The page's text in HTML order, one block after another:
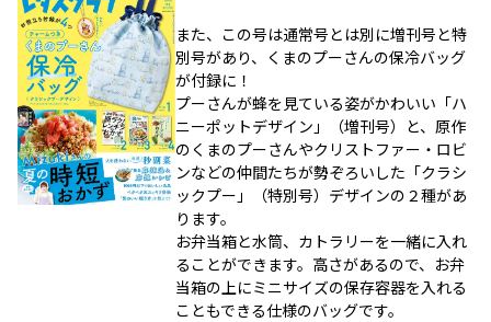
また、この号は通常号とは別に増刊号と特
別号があり、くまのプーさんの保冷バッグ
が付録に！
プーさんが蜂を見ている姿がかわいい「ハ
ニーポットデザイン」（増刊号）と、原作
のくまのプーさんやクリストファー・ロビ
ンなどの仲間たちが勢ぞろいした「クラシ
ックプー」（特別号）デザインの２種があ
ります。
お弁当箱と水筒、カトラリーを一緒に入れ
ることができます。高さがあるので、お弁
当箱の上にミニサイズの保存容器を入れる
こともできる仕様のバッグです。